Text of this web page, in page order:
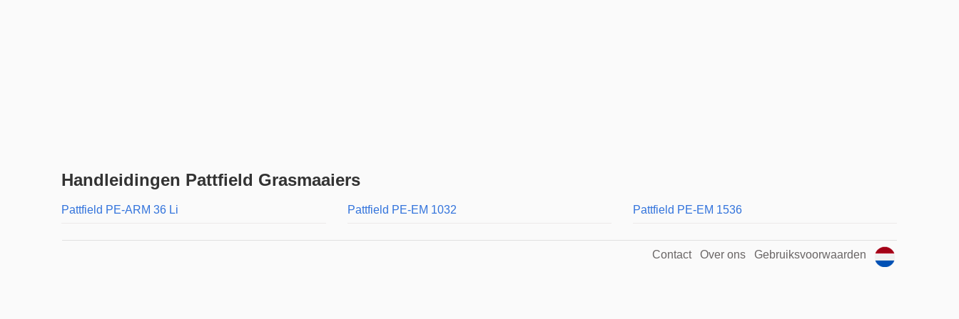
Handleidingen Pattfield Grasmaaiers
Pattfield PE-ARM 36 Li Pattfield PE-EM 1032 Pattfield PE-EM 1536
Contact Over ons Gebruiksvoorwaarden